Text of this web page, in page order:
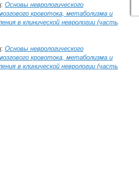
: Основы неврологического
кровотока, метаболизма и
в клинической неврологии (часть
: Основы неврологического
кровотока, метаболизма и
в клинической неврологии (часть